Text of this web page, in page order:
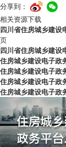
分享到：
相关资源下载
四川省住房城乡建
页
四川省住房城乡建
住房城乡建设电子
住房城乡建设电子
住房城乡建设电子政
住房城乡建设电子